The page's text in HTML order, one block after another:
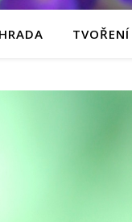
TVOŘENÍ